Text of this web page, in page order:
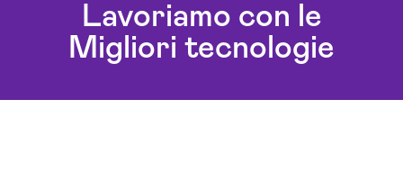
Lavoriamo con le
Migliori tecnologie